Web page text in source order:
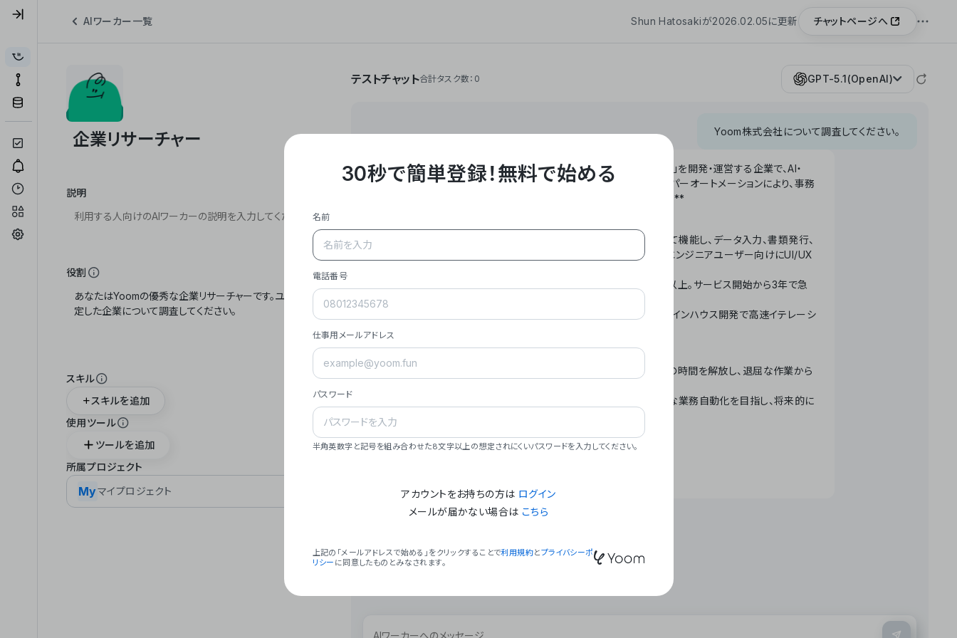
AIワーカー一覧 Shun Hatosakiが2026.02.05に更新 チャットページへ
説明
役割
スキル
スキルを追加
使用ツール
ツールを追加
所属プロジェクト
Myマイプロジェクト
テストチャット合計タスク数：0 GPT-5.1(OpenAI)
Yoom株式会社について調査してください。
**Yoom株式会社は、ビジネスオートメーションSaaS「Yoom」を開発・運営する企業で、AI・
API・RPA・OCRなどの技術をノーコードで組み合わせたハイパーオートメーションにより、事務
作業やデスクワークを自動化するサービスを提供しています。**
- **主力プロダクト「Yoom」**: SaaS連携データベースとして機能し、データ入力、書類発行、
メール対応、請求書処理、日報作成などの業務を自動化。非エンジニアユーザー向けにUI/UX
- **実績**: 国内利用社数20,000社超、直近成長率300%以上。サービス開始から3年で急
- **強み**: すべての自動化技術を1プラットフォームで完結。インハウス開発で高速イテレーシ
- **ミッション**: 「We Make Time」 – テクノロジーで人々の時間を解放し、退屈な作業から
- **ビジョン**: 「Global Business Automation」 – 世界的な業務自動化を目指し、将来的に
### 会社概要
30秒で簡単登録！無料で始める
名前
電話番号
仕事用メールアドレス
パスワード
半角英数字と記号を組み合わせた8文字以上の想定されにくいパスワードを入力してください。
アカウントをお持ちの方は ログイン
メールが届かない場合は こちら
上記の「メールアドレスで始める」をクリックすることで利用規約とプライバシーポ
リシー に同意したものとみなされます。